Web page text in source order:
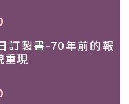
訂製書-70年前的報
重現